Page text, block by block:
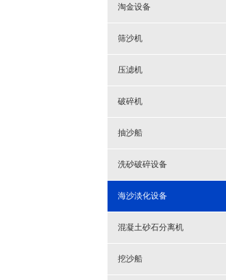
淘金设备
筛沙机
压滤机
破碎机
抽沙船
洗砂破碎设备
海沙淡化设备
混凝土砂石分离机
挖沙船